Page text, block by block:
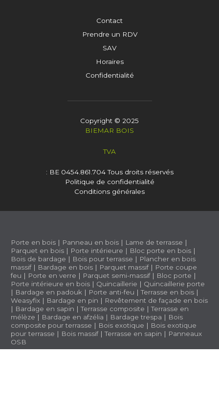
Contact
Prendre un RDV
SAV
Horaires
Confidentialité
Copyright © 2025
BIEMAR BOIS
TVA
: BE 0454.861.704Tous droits réservés
Politique de confidentialité
Conditions générales
Porte en bois | Panneau en bois | Lame de terrasse |
Parquet en bois | Porte intérieure | Bloc porte en bois |
Bois de bardage | Bois pour terrasse | Plancher en bois
massif| Bardage en bois | Parquet massif| Porte coupe
feu | Porte en verre | Parquet semi-massif| Bloc porte |
Porte intérieure en bois | Quincaillerie | Quincaillerie porte
| Bardage en padouk | Porte anti-feu |Terrasse en bois |
Weasyfix | Bardage en pin | Revêtement de façade en bois
| Bardage en sapin |Terrasse composite |Terrasse en
mélèze | Bardage en afzélia | Bardage trespa | Bois
composite pour terrasse | Bois exotique | Bois exotique
pour terrasse | Bois massif|Terrasse en sapin | Panneaux
OSB